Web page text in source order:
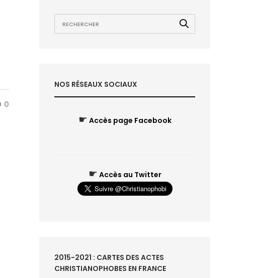
0
NOS RÉSEAUX SOCIAUX
☛ Accès page Facebook
☛ Accès au Twitter
2015-2021 : CARTES DES ACTES
CHRISTIANOPHOBES EN FRANCE